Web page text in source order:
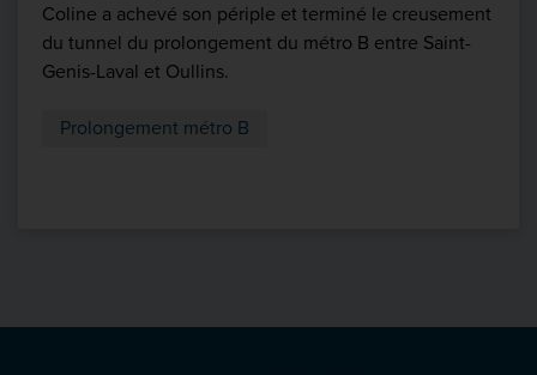
Coline a achevé son périple et terminé le creusement
du tunnel du prolongement du métro B entre Saint-
Genis-Laval et Oullins.
Prolongement métro B